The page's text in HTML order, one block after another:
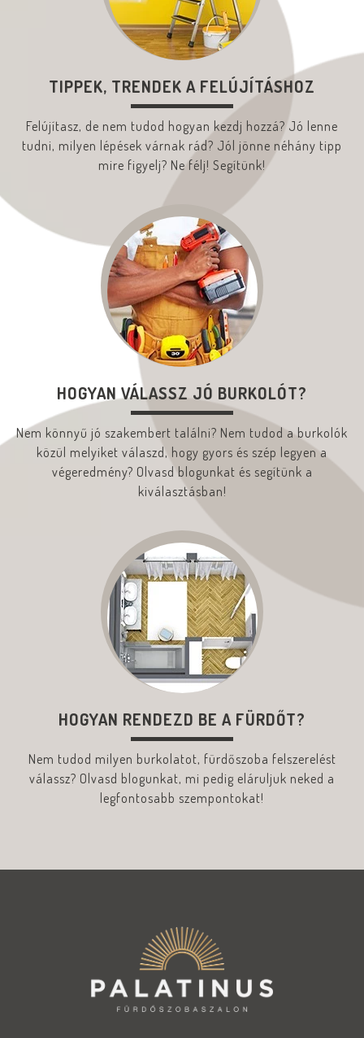
TIPPEK, TRENDEK A FELÚJÍTÁSHOZ
Felújítasz, de nem tudod hogyan kezdj hozzá? Jó lenne
tudni, milyen lépések várnak rád? Jól jönne néhány tipp
mire figyelj? Ne félj! Segítünk!
HOGYAN VÁLASSZ JÓ BURKOLÓT?
Nem könnyű jó szakembert találni? Nem tudod a burkolók
közül melyiket válaszd, hogy gyors és szép legyen a
végeredmény? Olvasd blogunkat és segítünk a
kiválasztásban!
HOGYAN RENDEZD BE A FÜRDŐT?
Nem tudod milyen burkolatot, fürdőszoba felszerelést
válassz? Olvasd blogunkat, mi pedig eláruljuk neked a
legfontosabb szempontokat!